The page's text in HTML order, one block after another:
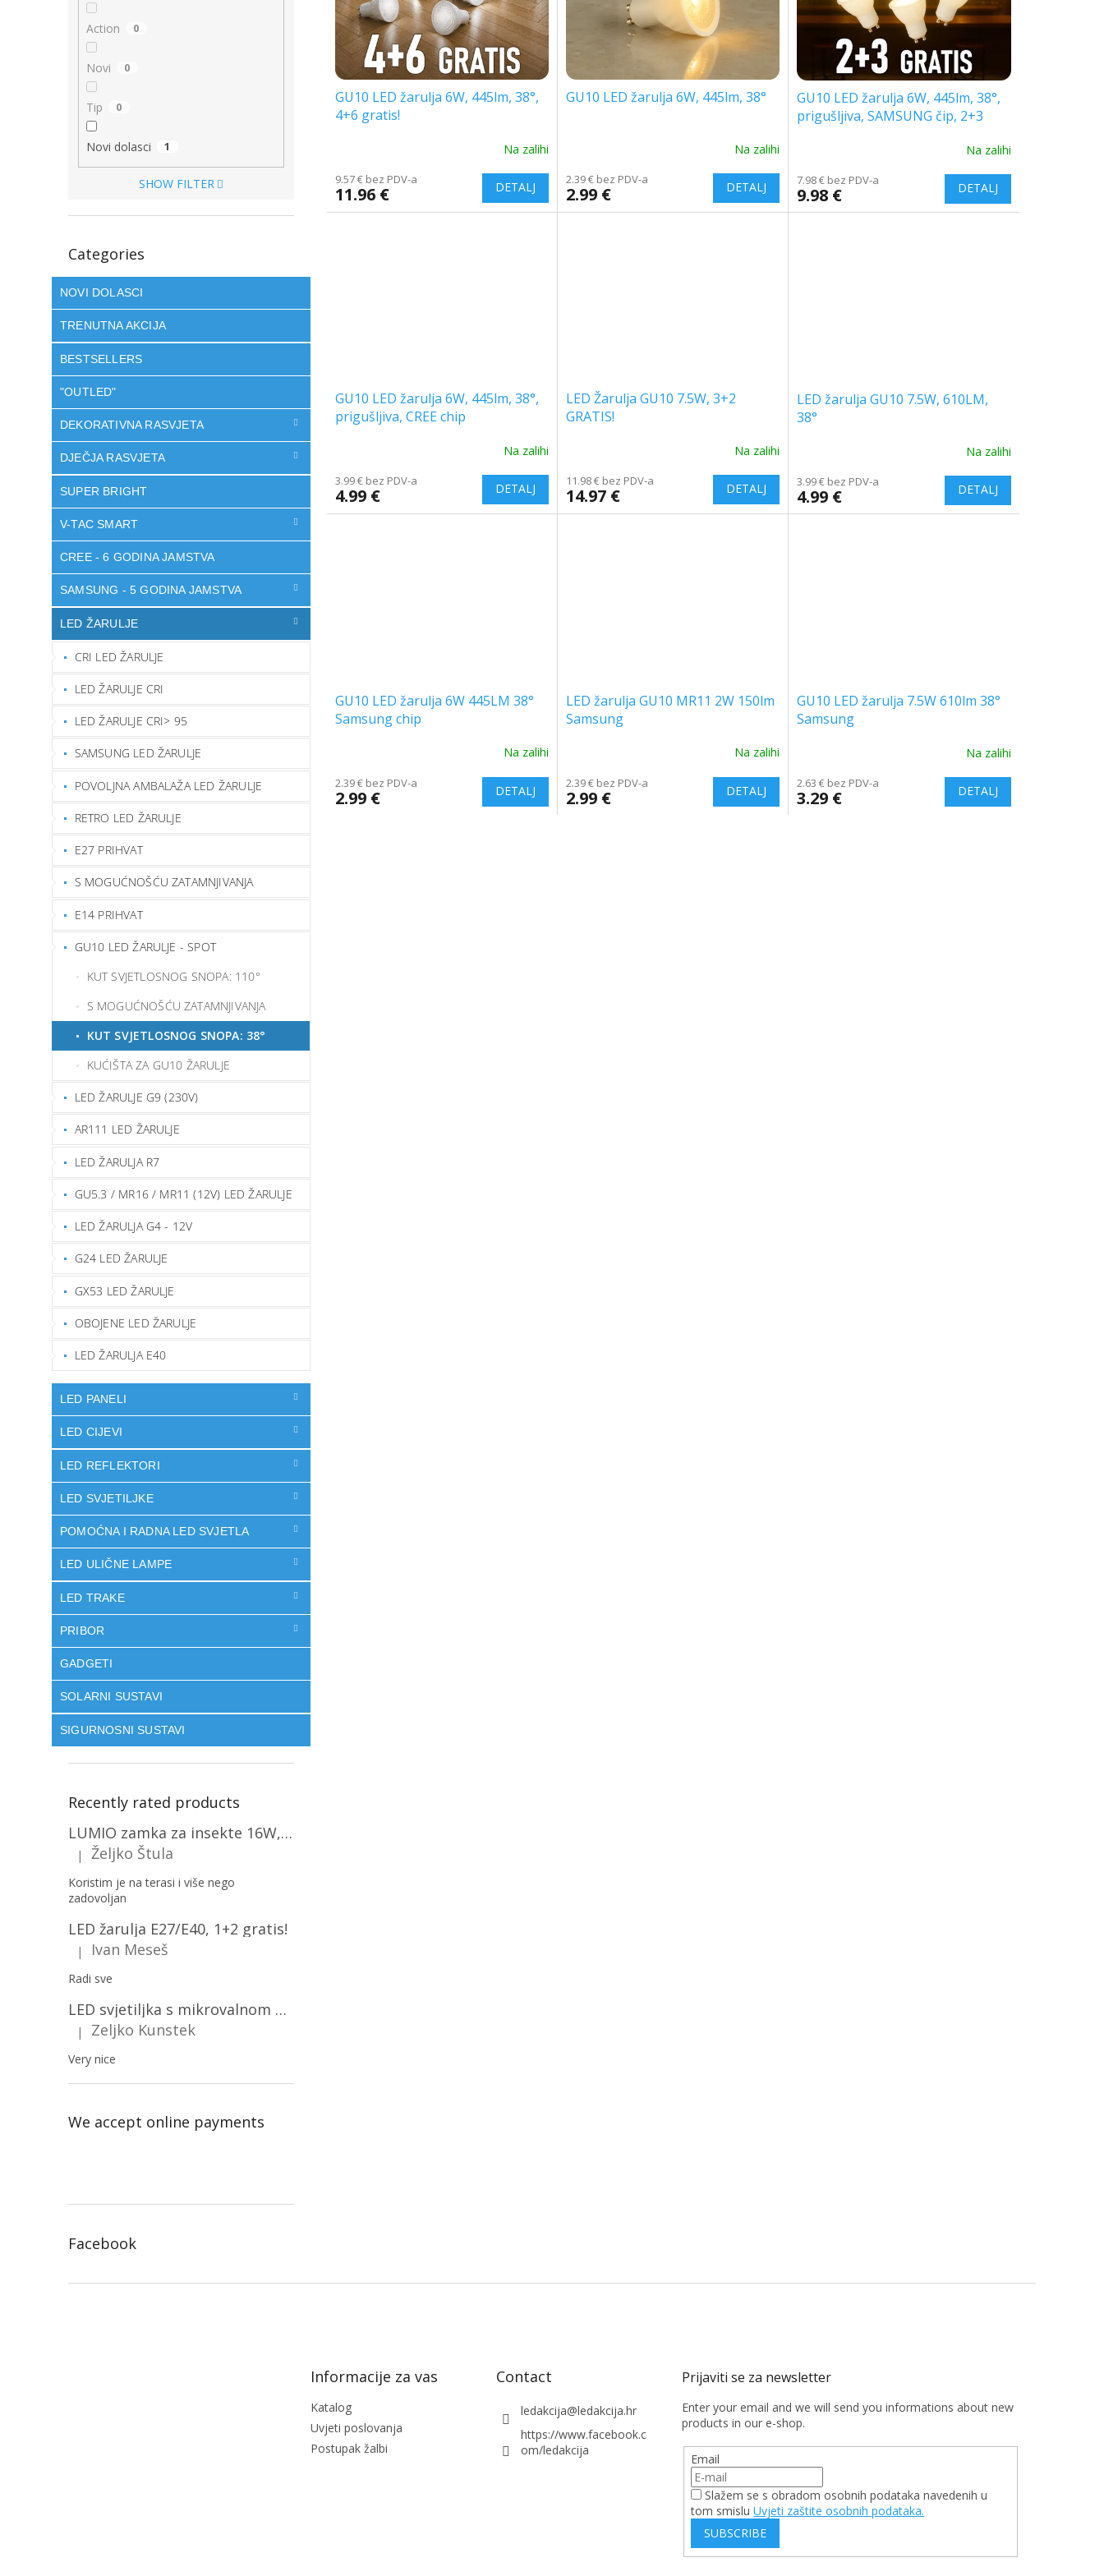
Action 0
Novi 0
Tip 0
Novi dolasci 1
SHOW FILTER
categories
Categories
NOVI DOLASCI
TRENUTNA AKCIJA
BESTSELLERS
"OUTLED"
DEKORATIVNA RASVJETA
DJEČJA RASVJETA
SUPER BRIGHT
V-TAC SMART
CREE - 6 GODINA JAMSTVA
SAMSUNG - 5 GODINA JAMSTVA
LED ŽARULJE
CRI LED ŽARULJE
LED ŽARULJE CRI
LED ŽARULJE CRI> 95
SAMSUNG LED ŽARULJE
POVOLJNA AMBALAŽA LED ŽARULJE
RETRO LED ŽARULJE
E27 PRIHVAT
S MOGUĆNOŠĆU ZATAMNJIVANJA
E14 PRIHVAT
GU10 LED ŽARULJE - SPOT
KUT SVJETLOSNOG SNOPA: 110°
S MOGUĆNOŠĆU ZATAMNJIVANJA
KUT SVJETLOSNOG SNOPA: 38°
KUĆIŠTA ZA GU10 ŽARULJE
LED ŽARULJE G9 (230V)
AR111 LED ŽARULJE
LED ŽARULJA R7
GU5.3 / MR16 / MR11 (12V) LED ŽARULJE
LED ŽARULJA G4 - 12V
G24 LED ŽARULJE
GX53 LED ŽARULJE
OBOJENE LED ŽARULJE
LED ŽARULJA E40
LED PANELI
LED CIJEVI
LED REFLEKTORI
LED SVJETILJKE
POMOĆNA I RADNA LED SVJETLA
LED ULIČNE LAMPE
LED TRAKE
PRIBOR
GADGETI
SOLARNI SUSTAVI
SIGURNOSNI SUSTAVI
Recently rated products
LUMIO zamka za insekte 16W, 1+1 gratis! [MKE004]
The product rating is 5 out of 5 stars.
| Željko Štula
Koristim je na terasi i više nego
zadovoljan
LED žarulja E27/E40, 1+2 gratis!
The product rating is 5 out of 5 stars.
| Ivan Meseš
Radi sve
LED svjetiljka s mikrovalnom pećnicom i svjetlosnim senzorom 36W, 3820lm, okrugla, bijeli okvir/2-PACK!
The product rating is 5 out of 5 stars.
| Zeljko Kunstek
Very nice
We accept online payments
Facebook
n
g
p
o
uGU10 LED žarulja 6W, 445lm, 38°,
4+6 gratis!
Na zalihi
9.57 € bez PDV-a
11.96 €
GU10 LED žarulja 6W, 445lm, 38°
Na zalihi
2.39 € bez PDV-a
2.99 €
GU10 LED žarulja 6W, 445lm, 38°,
prigušljiva, SAMSUNG čip, 2+3
Na zalihi
7.98 € bez PDV-a
9.98 €
GU10 LED žarulja 6W, 445lm, 38°,
prigušljiva, CREE chip
Na zalihi
3.99 € bez PDV-a
4.99 €
LED Žarulja GU10 7.5W, 3+2
GRATIS!
Na zalihi
11.98 € bez PDV-a
14.97 €
LED žarulja GU10 7.5W, 610LM,
38°
Na zalihi
3.99 € bez PDV-a
4.99 €
GU10 LED žarulja 6W 445LM 38°
Samsung chip
Na zalihi
2.39 € bez PDV-a
2.99 €
LED žarulja GU10 MR11 2W 150lm
Samsung
Na zalihi
2.39 € bez PDV-a
2.99 €
GU10 LED žarulja 7.5W 610lm 38°
Samsung
Na zalihi
2.63 € bez PDV-a
3.29 €
Informacije za vas
Katalog
Uvjeti poslovanja
Postupak žalbi
Contact
ledakcija@ledakcija.hr
https://www.facebook.c
om/ledakcija
Enter your email and we will send you informations about new
products in our e-shop.
Email
Slažem se s obradom osobnih podataka navedenih u
tom smisluUvjeti zaštite osobnih podataka.
SUBSCRIBE